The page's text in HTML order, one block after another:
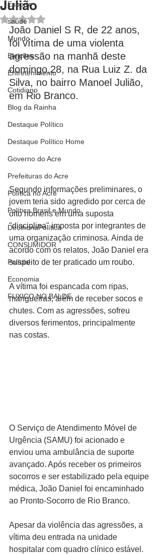
Esporte
saúde
Mundo
Eleições
Entretenimento
Cotidiano
Blog da Rainha
Destaque Político
Destaque Político Home
Governo do Acre
Prefeituras do Acre
Política no Acre
Política Brasil e Mundo
DeolhonaPolítica
CONSUMIDOR
Polícial
Economia
FUXICO NO BALDE
Julião
Avaliado com NaN de 5 estrelas.
João Daniel S R, de 22 anos,
foi vítima de uma violenta
agressão na manhã deste
domingo,28, na Rua Luiz Z. da
Silva, no bairro Manoel Julião,
em Rio Branco.
Segundo informações preliminares, o
jovem teria sido agredido por cerca de
oito homens em uma suposta
"disciplina" imposta por integrantes de
uma organização criminosa. Ainda de
acordo com os relatos, João Daniel era
suspeito de ter praticado um roubo.
A vítima foi espancada com ripas,
mangueiras, além de receber socos e
chutes. Com as agressões, sofreu
diversos ferimentos, principalmente
nas costas.
O Serviço de Atendimento Móvel de
Urgência (SAMU) foi acionado e
enviou uma ambulância de suporte
avançado. Após receber os primeiros
socorros e ser estabilizado pela equipe
médica, João Daniel foi encaminhado
ao Pronto-Socorro de Rio Branco.
Apesar da violência das agressões, a
vítima deu entrada na unidade
hospitalar com quadro clínico estável.